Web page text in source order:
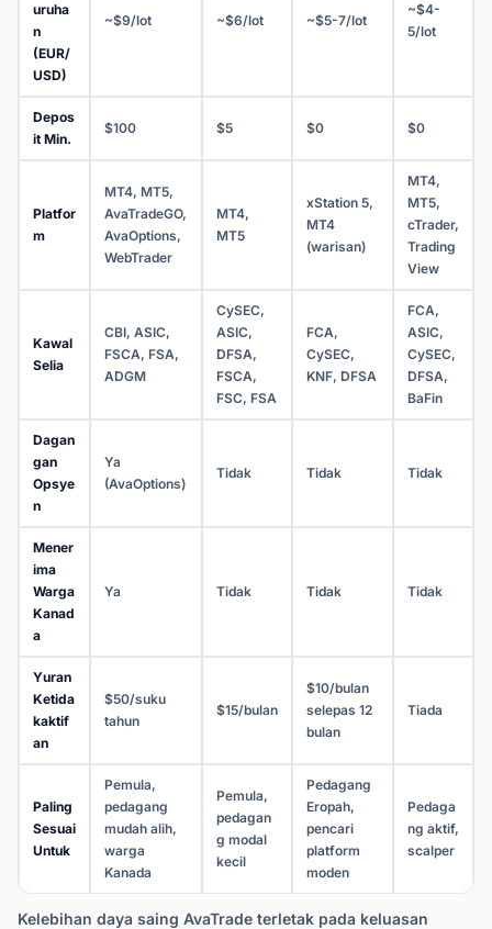
uruha
n
(EUR/
USD)
~$9/lot ~$6/lot ~$5-7/lot
~$4-
5/lot
Depos
it Min.
$100 $5 $0 $0
Platfor
m
MT4, MT5,
AvaTradeGO,
AvaOptions,
WebTrader
MT4,
MT5
xStation 5,
MT4
(warisan)
MT4,
MT5,
cTrader,
Trading
View
Kawal
Selia
CBI, ASIC,
FSCA, FSA,
ADGM
CySEC,
ASIC,
DFSA,
FSCA,
FSC, FSA
FCA,
CySEC,
KNF, DFSA
FCA,
ASIC,
CySEC,
DFSA,
BaFin
Dagan
gan
Opsye
n
Ya
(AvaOptions)
Tidak Tidak Tidak
Mener
ima
Warga
Kanad
a
Ya Tidak Tidak Tidak
Yuran
Ketida
kaktif
an
$50/suku
tahun
$15/bulan
$10/bulan
selepas 12
bulan
Tiada
Paling
Sesuai
Untuk
Pemula,
pedagang
mudah alih,
warga
Kanada
Pemula,
pedagan
g modal
kecil
Pedagang
Eropah,
pencari
platform
moden
Pedaga
ng aktif,
scalper
Kelebihan daya saing AvaTrade terletak pada keluasan